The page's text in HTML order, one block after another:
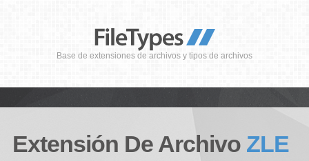
Base de extensiones de archivos y tipos de archivos
Extensión De Archivo ZLE